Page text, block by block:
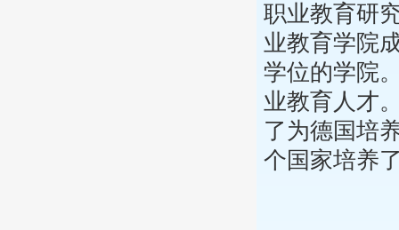
职业教育研
业教育学院
学位的学院
业教育人才
了为德国培
个国家培养